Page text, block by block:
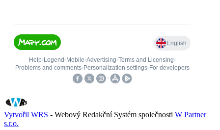
Vytvořil WRS - Webový Redakční Systém společnosti W Partner
s.r.o.